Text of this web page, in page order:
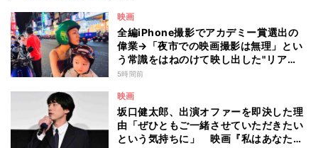
映画
全編iPhone撮影でアカデミー賞選出の
偉業→「夜市での映画撮影は無理」とい
う常識をはねのけて映し出した"リア
ル"とは――ツォウ監督が語る映画『左
5時間前
映画
坂口健太郎、出演オファーを即決した理
由「ぜひともご一緒させていただきたい
という気持ちに」 映画『私はあなたを